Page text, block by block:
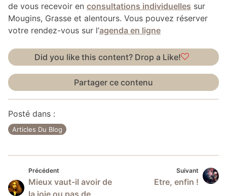
de vous recevoir en consultations individuelles sur
Mougins, Grasse et alentours. Vous pouvez réserver
votre rendez-vous sur l’agenda en ligne
Did you like this content? Drop a Like!
Partager ce contenu
Posté dans :
Articles Du Blog
Navigation
de
Précédent
Mieux vaut-il avoir de
Suivant
Suivant
Etre, enfin !